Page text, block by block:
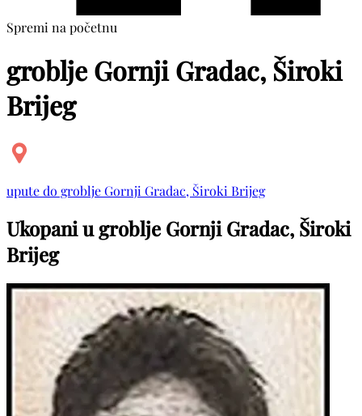
Spremi na početnu
groblje Gornji Gradac, Široki
Brijeg
upute do groblje Gornji Gradac, Široki Brijeg
Ukopani u groblje Gornji Gradac, Široki
Brijeg